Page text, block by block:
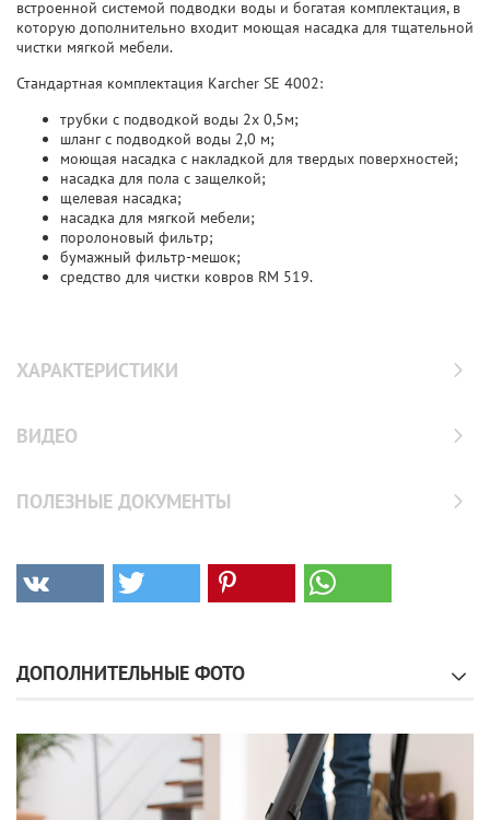
встроенной системой подводки воды и богатая комплектация, в
которую дополнительно входит моющая насадка для тщательной
чистки мягкой мебели.
Стандартная комплектация Karcher SE 4002:
трубки с подводкой воды 2x 0,5м;
шланг с подводкой воды 2,0 м;
моющая насадка с накладкой для твердых поверхностей;
насадка для пола с защелкой;
щелевая насадка;
насадка для мягкой мебели;
поролоновый фильтр;
бумажный фильтр-мешок;
средство для чистки ковров RM 519.
ХАРАКТЕРИСТИКИ
ВИДЕО
ПОЛЕЗНЫЕ ДОКУМЕНТЫ
ДОПОЛНИТЕЛЬНЫЕ ФОТО